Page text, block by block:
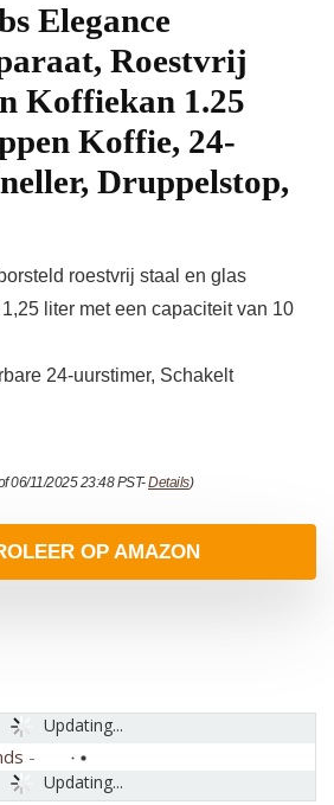
Elegance
Roestvrij
Koffiekan 1.25
Koffie, 24-
Druppelstop,
roestvrij staal en glas
liter met een capaciteit van 10
24-uurstimer, Schakelt
06/11/2025 23:48 PST-Details)
OP AMAZON
Updating...
Updating...
-